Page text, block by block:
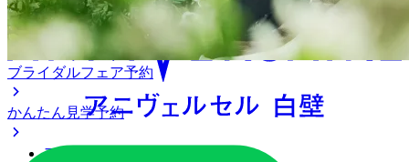
アクセス
ブライダルフェア予約
かんたん見学予約